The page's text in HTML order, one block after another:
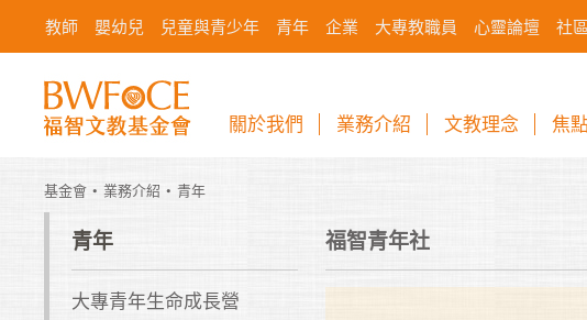
教師 嬰幼兒 兒童與青少年 青年 企業 大專教職員 心靈論壇 社
關於我們 業務介紹 文教理念 焦
基金會 業務介紹 青年
青年
大專青年生命成長營
福智青年社